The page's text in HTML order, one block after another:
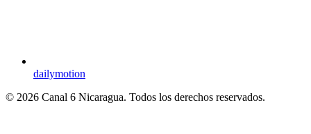
dailymotion
© 2026 Canal 6 Nicaragua. Todos los derechos reservados.